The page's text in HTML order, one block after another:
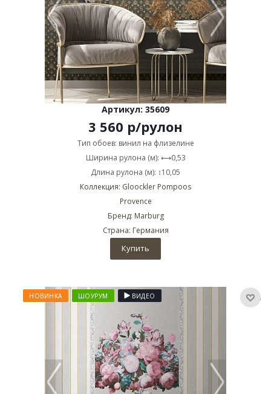
Артикул: 35609
3 560 р/рулон
Тип обоев: винил на флизелине
Ширина рулона (м): ⟷0,53
Длина рулона (м): ↕10,05
Коллекция: Gloockler Pompoos
Provence
Бренд: Marburg
Страна: Германия
Купить
НОВИНКА ШОУРУМ ВИДЕО